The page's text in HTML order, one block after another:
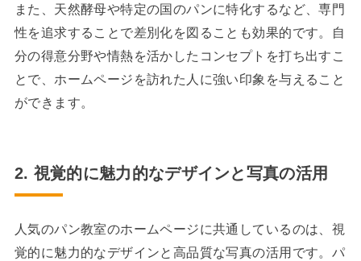
また、天然酵母や特定の国のパンに特化するなど、専門
性を追求することで差別化を図ることも効果的です。自
分の得意分野や情熱を活かしたコンセプトを打ち出すこ
とで、ホームページを訪れた人に強い印象を与えること
ができます。
2. 視覚的に魅力的なデザインと写真の活用
人気のパン教室のホームページに共通しているのは、視
覚的に魅力的なデザインと高品質な写真の活用です。パ